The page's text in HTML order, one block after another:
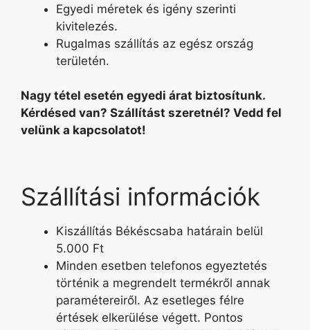
Egyedi méretek és igény szerinti
kivitelezés.
Rugalmas szállítás az egész ország
területén.
Nagy tétel esetén egyedi árat biztosítunk.
Kérdésed van? Szállítást szeretnél? Vedd fel
velünk a kapcsolatot!
Szállítási információk
Kiszállítás Békéscsaba határain belül
5.000 Ft
Minden esetben telefonos egyeztetés
történik a megrendelt termékről annak
paramétereiről. Az esetleges félre
értések elkerülése végett. Pontos